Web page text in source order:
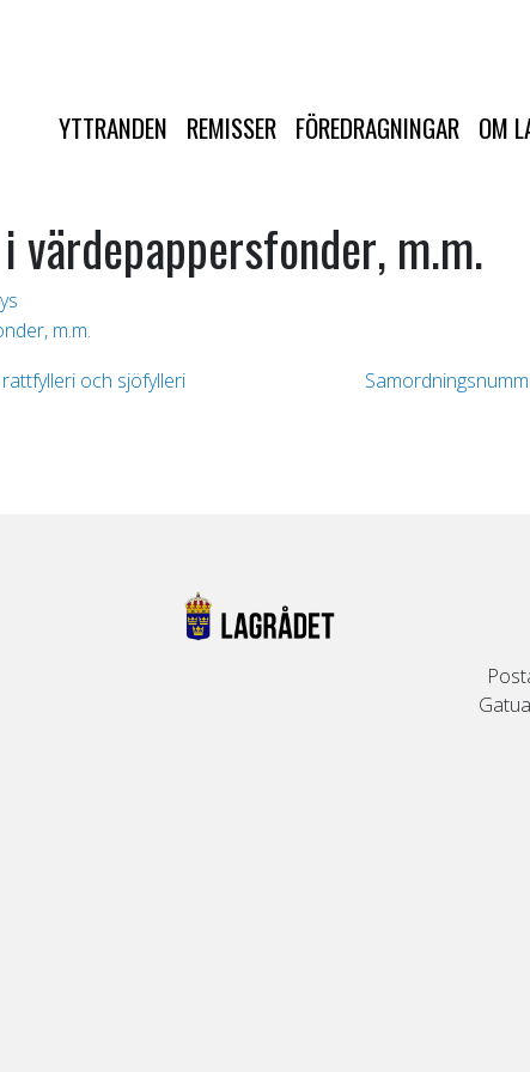
YTTRANDEN REMISSER FÖREDRAGNINGAR OM
m.m.
m.m.
och sjöfylleri